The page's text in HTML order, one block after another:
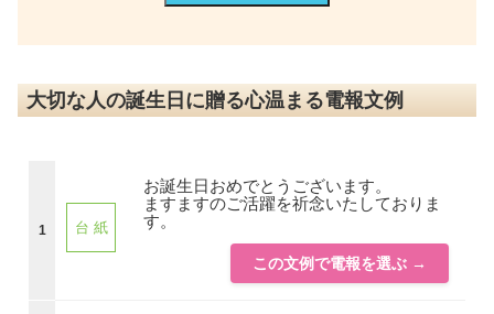
大切な人の誕生日に贈る心温まる電報文例
1 台 紙
お誕生日おめでとうございます。
ますますのご活躍を祈念いたしておりま
す。
この文例で電報を選ぶ →